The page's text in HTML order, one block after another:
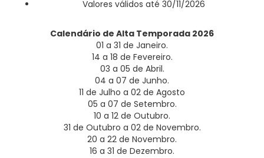
Valores válidos até 30/11/2026
Calendário de Alta Temporada 2026
01 a 31 de Janeiro.
14 a 18 de Fevereiro.
03 a 05 de Abril.
04 a 07 de Junho.
11 de Julho a 02 de Agosto
05 a 07 de Setembro.
10 a 12 de Outubro.
31 de Outubro a 02 de Novembro.
20 a 22 de Novembro.
16 a 31 de Dezembro.